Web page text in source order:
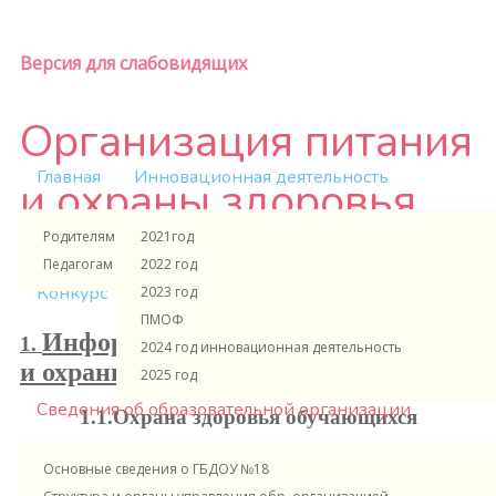
Версия для слабовидящих
Главная
Родителям и ученикам
Педагогам и сотрудникам
Инновационная деятельность
2021год
2022 год
2023 год
ПМОФ
2024 год инновационная деятельность
2025 год
Конкурс
Сведения об образовательной организации
Основные сведения о ГБДОУ №18
Организация питания
и охраны здоровья
обучающихся
1. Информация об условиях питания
и охраны здоровья обучающихся
1.1.Охрана здоровья обучающихся
здоровья детей